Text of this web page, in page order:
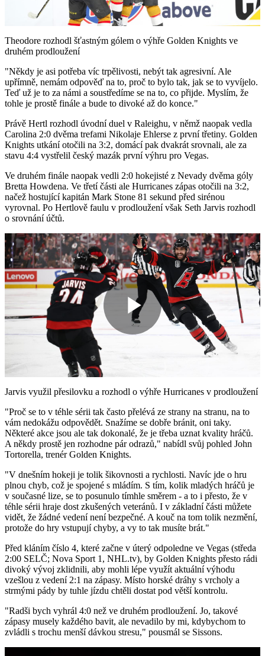
Video
Theodore rozhodl šťastným gólem o výhře Golden Knights ve
druhém prodloužení
"Někdy je asi potřeba víc trpělivosti, nebýt tak agresivní. Ale
upřímně, nemám odpověď na to, proč to bylo tak, jak se to vyvíjelo.
Teď už je to za námi a soustředíme se na to, co přijde. Myslím, že
tohle je prostě finále a bude to divoké až do konce."
Právě Hertl rozhodl úvodní duel v Raleighu, v němž naopak vedla
Carolina 2:0 dvěma trefami Nikolaje Ehlerse z první třetiny. Golden
Knights utkání otočili na 3:2, domácí pak dvakrát srovnali, ale za
stavu 4:4 vystřelil český mazák první výhru pro Vegas.
Ve druhém finále naopak vedli 2:0 hokejisté z Nevady dvěma góly
Bretta Howdena. Ve třetí části ale Hurricanes zápas otočili na 3:2,
načež hostující kapitán Mark Stone 81 sekund před sirénou
vyrovnal. Po Hertlově faulu v prodloužení však Seth Jarvis rozhodl
o srovnání účtů.
Play
Video
Jarvis využil přesilovku a rozhodl o výhře Hurricanes v prodloužení
"Proč se to v téhle sérii tak často přelévá ze strany na stranu, na to
vám nedokážu odpovědět. Snažíme se dobře bránit, oni taky.
Některé akce jsou ale tak dokonalé, že je třeba uznat kvality hráčů.
A někdy prostě jen rozhodne pár odrazů," nabídl svůj pohled John
Tortorella, trenér Golden Knights.
"V dnešním hokeji je tolik šikovnosti a rychlosti. Navíc jde o hru
plnou chyb, což je spojené s mládím. S tím, kolik mladých hráčů je
v současné lize, se to posunulo tímhle směrem - a to i přesto, že v
téhle sérii hraje dost zkušených veteránů. I v základní části můžete
vidět, že žádné vedení není bezpečné. A kouč na tom tolik nezmění,
protože do hry vstupují chyby, a vy to tak musíte brát."
Před kláním číslo 4, které začne v úterý odpoledne ve Vegas (středa
2:00 SELČ; Nova Sport 1, NHL.tv), by Golden Knights přesto rádi
divoký vývoj zklidnili, aby mohli lépe využít aktuální výhodu
vzešlou z vedení 2:1 na zápasy. Místo horské dráhy s vrcholy a
strmými pády by tuhle jízdu chtěli dostat pod větší kontrolu.
"Radši bych vyhrál 4:0 než ve druhém prodloužení. Jo, takové
zápasy musely každého bavit, ale nevadilo by mi, kdybychom to
zvládli s trochu menší dávkou stresu," pousmál se Sissons.